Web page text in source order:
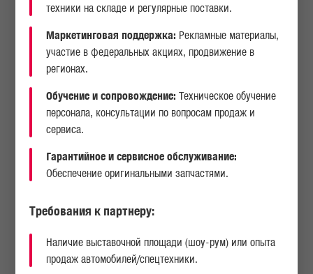
АВТОСАМОСВАЛ MAN TGS 33.400 6X4 BB CH KF052
Подробнее
ПРЕИМУЩЕСТВА MAN
техники на складе и регулярные поставки.
Маркетинговая поддержка: Рекламные материалы,
участие в федеральных акциях, продвижение в
регионах.
Обучение и сопровождение: Техническое обучение
персонала, консультации по вопросам продаж и
сервиса.
Гарантийное и сервисное обслуживание:
Обеспечение оригинальными запчастями.
Требования к партнеру:
Наличие выставочной площади (шоу-рум) или опыта
продаж автомобилей/спецтехники.